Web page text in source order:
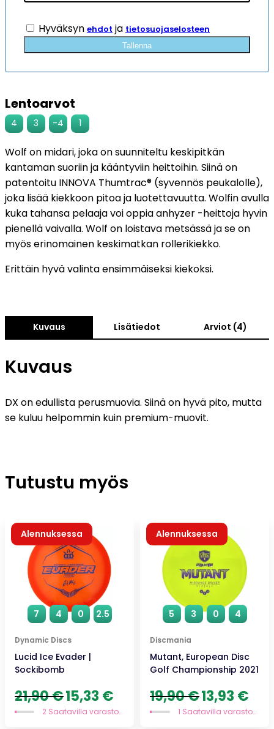
Hyväksyn ehdot ja tietosuojaselosteen
Tallenna
Lentoarvot
4 3 -4 1
Wolf on midari, joka on suunniteltu keskipitkän
kantaman suoriin ja kääntyviin heittoihin. Siinä on
patentoitu INNOVA Thumtrac® (syvennös peukalolle),
joka lisää kiekkoon pitoa ja luotettavuutta. Wolfin avulla
kuka tahansa pelaaja voi oppia anhyzer -heittoja hyvin
pienellä vaivalla. Wolf on loistava metsässä ja se on
myös erinomainen keskimatkan rollerikiekko.
Erittäin hyvä valinta ensimmäiseksi kiekoksi.
Kuvaus Lisätiedot Arviot (4)
Kuvaus
DX on edullista perusmuovia. Siinä on hyvä pito, mutta
se kuluu helpommin kuin premium-muovit.
Tutustu myös
7 4 0 2.5
Dynamic Discs
Lucid Ice Evader |
Sockibomb
Alennuksessa
21,90€ Alkuperäinen
hinta
oli:
15,33 € Nykyinen
on:
2 Saatavilla varastossa
5 3 0 4
Discmania
Mutant, European Disc
Golf Championship 2021
Alennuksessa
19,90€ Alkuperäinen
hinta
oli:
13,93 €
on:
1 Saatavilla varastossa